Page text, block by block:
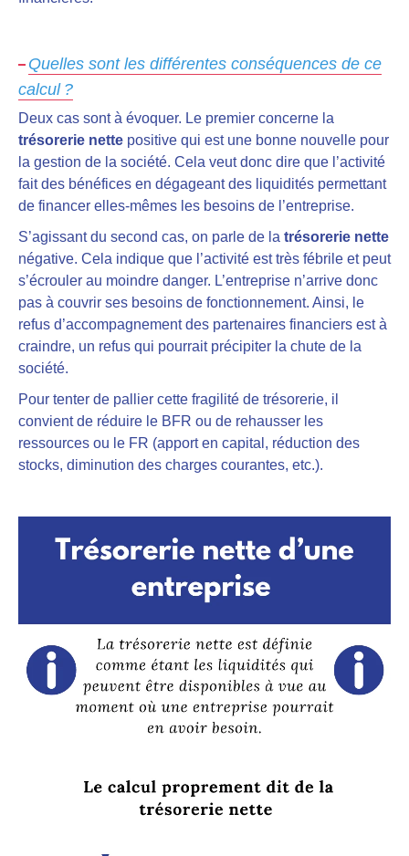
Quelles sont les différentes conséquences de ce
calcul ?
Deux cas sont à évoquer. Le premier concerne la
trésorerie nette positive qui est une bonne nouvelle pour
la gestion de la société. Cela veut donc dire que l’activité
fait des bénéfices en dégageant des liquidités permettant
de financer elles-mêmes les besoins de l’entreprise.
S’agissant du second cas, on parle de la trésorerie nette
négative. Cela indique que l’activité est très fébrile et peut
s’écrouler au moindre danger. L’entreprise n’arrive donc
pas à couvrir ses besoins de fonctionnement. Ainsi, le
refus d’accompagnement des partenaires financiers est à
craindre, un refus qui pourrait précipiter la chute de la
société.
Pour tenter de pallier cette fragilité de trésorerie, il
convient de réduire le BFR ou de rehausser les
ressources ou le FR (apport en capital, réduction des
stocks, diminution des charges courantes, etc.).